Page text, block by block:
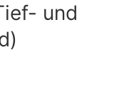
und